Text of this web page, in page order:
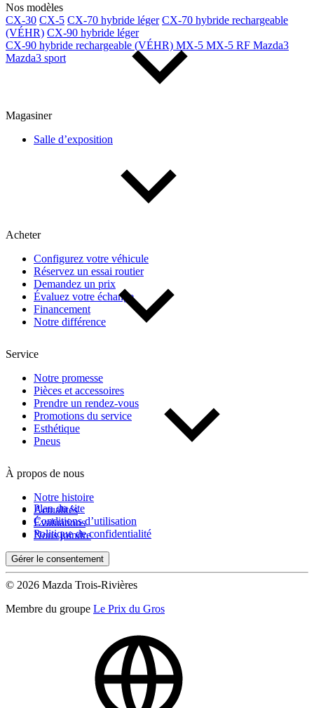
Nos modèles
CX-30 CX-5 CX-70 hybride léger CX-70 hybride rechargeable
(VÉHR) CX-90 hybride léger
CX-90 hybride rechargeable (VÉHR) MX-5 MX-5 RF Mazda3
Mazda3 sport
Magasiner
Salle d’exposition
Acheter
Configurez votre véhicule
Réservez un essai routier
Demandez un prix
Évaluez votre échange
Financement
Notre différence
Service
Notre promesse
Pièces et accessoires
Prendre un rendez-vous
Promotions du service
Esthétique
Pneus
À propos de nous
Notre histoire
Actualités
Évaluations
Nous joindre
Plan du site
Conditions d’utilisation
Politique de confidentialité
Gérer le consentement
© 2026 Mazda Trois-Rivières
Membre du groupe Le Prix du Gros